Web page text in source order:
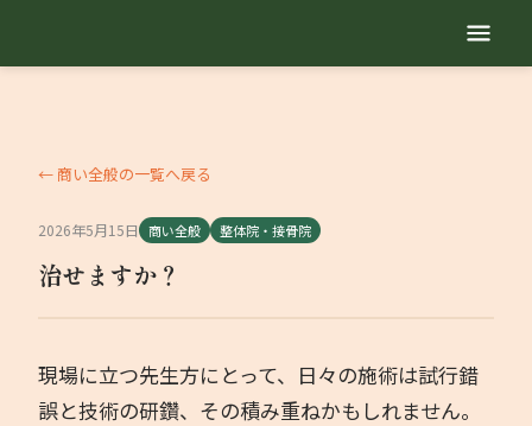
自己紹介
サービス内容
セミナー動画
← 商い全般の一覧へ戻る
2026年5月15日 商い全般 整体院・接骨院
治せますか？
現場に立つ先生方にとって、日々の施術は試行錯
誤と技術の研鑽、その積み重ねかもしれません。